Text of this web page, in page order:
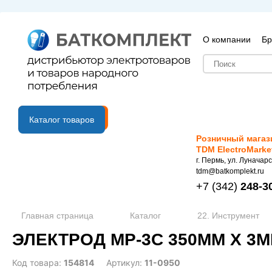
О компании
B2B портал
Каталог товаров
Розничный
TDM
г. Пермь, ул.
tdm@batkomplekt.ru
+7 (342) 248-
Главная страница Каталог 22. Инструмент
ЭЛЕКТРОД MP-3C 350ММ Х
Код товара: 154814 Артикул: 11-0950